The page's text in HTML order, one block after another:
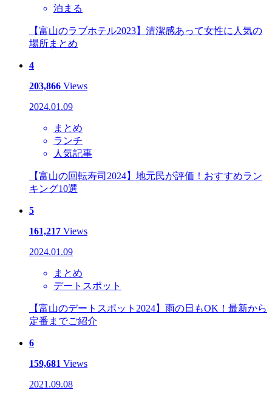
泊まる
【富山のラブホテル2023】清潔感あって女性に人気の
場所まとめ
4
203,866 Views
2024.01.09
まとめ
ランチ
人気記事
【富山の回転寿司2024】地元民が評価！おすすめラン
キング10選
5
161,217 Views
2024.01.09
まとめ
デートスポット
【富山のデートスポット2024】雨の日もOK！最新から
定番までご紹介
6
159,681 Views
2021.09.08